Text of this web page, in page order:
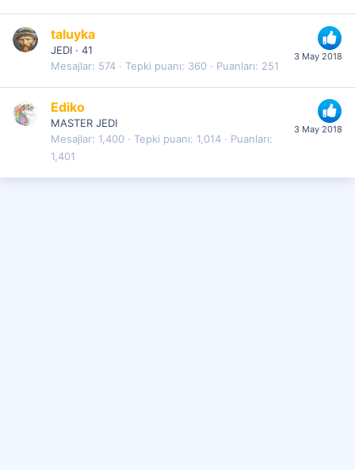
3 May 2018
taluyka
JEDI · 41
Mesajlar 574 Tepki puanı 360 Puanları 251
3 May 2018
Ediko
MASTER JEDI
Mesajlar 1,400 Tepki puanı 1,014
Puanları
1,401